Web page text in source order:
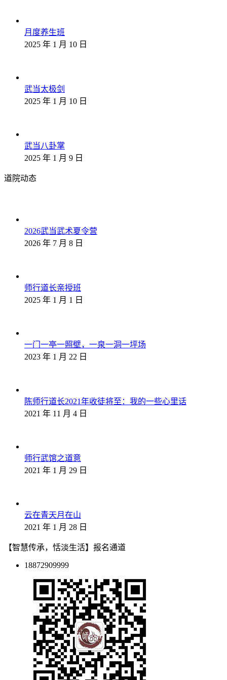
月度养生班
2025 年 1 月 10 日
武当太极剑
2025 年 1 月 10 日
武当八卦掌
2025 年 1 月 9 日
道院动态
2026武当武术夏令营
2026 年 7 月 8 日
师行道长亲授班
2025 年 1 月 1 日
一门一亭一照壁，一泉一洞一坪场
2023 年 1 月 22 日
陈师行道长2021年收徒将至：我的一些心里话
2021 年 11 月 4 日
师行武馆之道意
2021 年 1 月 29 日
云在青天月在山
2021 年 1 月 28 日
【智慧传承，恬淡生活】报名通道
18872909999